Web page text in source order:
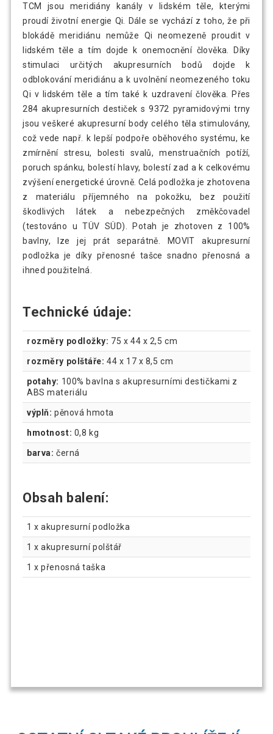
TCM jsou meridiány kanály v lidském těle, kterými
proudí životní energie Qi. Dále se vychází z toho, že při
blokádě meridiánu nemůže Qi neomezeně proudit v
lidském těle a tím dojde k onemocnění člověka. Díky
stimulaci určitých akupresurních bodů dojde k
odblokování meridiánu a k uvolnění neomezeného toku
Qi v lidském těle a tím také k uzdravení člověka. Přes
284 akupresurních destiček s 9372 pyramidovými trny
jsou veškeré akupresurní body celého těla stimulovány,
což vede např. k lepší podpoře oběhového systému, ke
zmírnění stresu, bolesti svalů, menstruačních potíží,
poruch spánku, bolestí hlavy, bolestí zad a k celkovému
zvýšení energetické úrovně. Celá podložka je zhotovena
z materiálu příjemného na pokožku, bez použití
škodlivých látek a nebezpečných změkčovadel
(testováno u TÜV SÜD). Potah je zhotoven z 100%
bavlny, lze jej prát separátně. MOVIT akupresurní
podložka je díky přenosné tašce snadno přenosná a
ihned použitelná.
Technické údaje:
rozměry podložky: 75 x 44 x 2,5 cm
rozměry polštáře: 44 x 17 x 8,5 cm
potahy: 100% bavlna s akupresurními destičkami z
ABS materiálu
výplň: pěnová hmota
hmotnost: 0,8 kg
barva: černá
Obsah balení:
1 x akupresurní podložka
1 x akupresurní polštář
1 x přenosná taška